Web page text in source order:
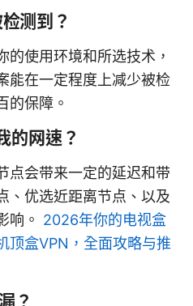
测到？
的使用环境和所选技术，
能在一定程度上减少被检
的保障。
的网速？
点会带来一定的延迟和带
、优选近距离节点、以及
响。 2026年你的电视盒
顶盒VPN，全面攻略与推
？